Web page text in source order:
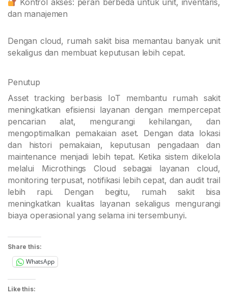
dan manajemen
Dengan cloud, rumah sakit bisa memantau banyak unit
sekaligus dan membuat keputusan lebih cepat.
Penutup
Asset tracking berbasis IoT membantu rumah sakit
meningkatkan efisiensi layanan dengan mempercepat
pencarian alat, mengurangi kehilangan, dan
mengoptimalkan pemakaian aset. Dengan data lokasi
dan histori pemakaian, keputusan pengadaan dan
maintenance menjadi lebih tepat. Ketika sistem dikelola
melalui Microthings Cloud sebagai layanan cloud,
monitoring terpusat, notifikasi lebih cepat, dan audit trail
lebih rapi. Dengan begitu, rumah sakit bisa
meningkatkan kualitas layanan sekaligus mengurangi
biaya operasional yang selama ini tersembunyi.
Share this:
WhatsApp
Like this: